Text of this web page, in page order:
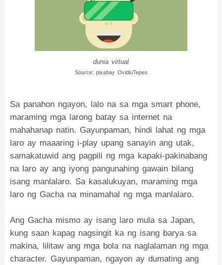
dunia virtual
Source: pixabay OvidiuTepes
Sa panahon ngayon, lalo na sa mga smart phone,
maraming mga larong batay sa internet na
mahahanap natin. Gayunpaman, hindi lahat ng mga
laro ay maaaring i-play upang sanayin ang utak,
samakatuwid ang pagpili ng mga kapaki-pakinabang
na laro ay ang iyong pangunahing gawain bilang
isang manlalaro. Sa kasalukuyan, maraming mga
laro ng Gacha na minamahal ng mga manlalaro.
Ang Gacha mismo ay isang laro mula sa Japan,
kung saan kapag nagsingit ka ng isang barya sa
makina, lilitaw ang mga bola na naglalaman ng mga
character. Gayunpaman, ngayon ay dumating ang